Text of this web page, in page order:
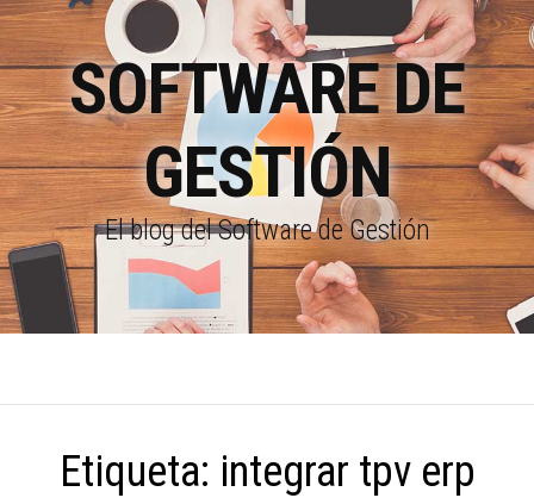
SOFTWARE DE
GESTIÓN
El blog del Software de Gestión
Etiqueta: integrar tpv erp